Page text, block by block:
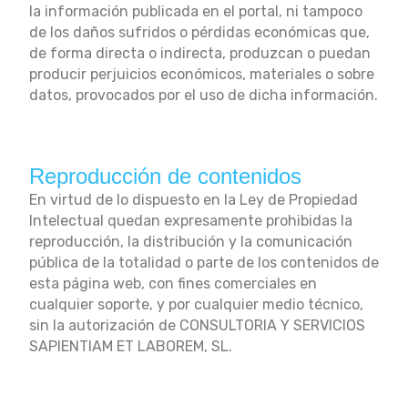
la información publicada en el portal, ni tampoco
de los daños sufridos o pérdidas económicas que,
de forma directa o indirecta, produzcan o puedan
producir perjuicios económicos, materiales o sobre
datos, provocados por el uso de dicha información.
Reproducción de contenidos
En virtud de lo dispuesto en la Ley de Propiedad
Intelectual quedan expresamente prohibidas la
reproducción, la distribución y la comunicación
pública de la totalidad o parte de los contenidos de
esta página web, con fines comerciales en
cualquier soporte, y por cualquier medio técnico,
sin la autorización de CONSULTORIA Y SERVICIOS
SAPIENTIAM ET LABOREM, SL.